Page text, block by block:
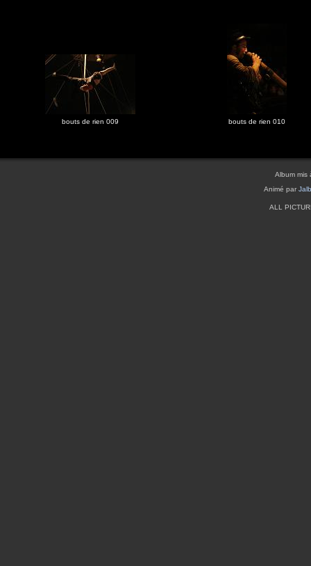
bouts de rien 009 bouts de rien 010
Album mis
Animé par
ALL